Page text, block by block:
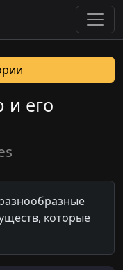
и его
которые